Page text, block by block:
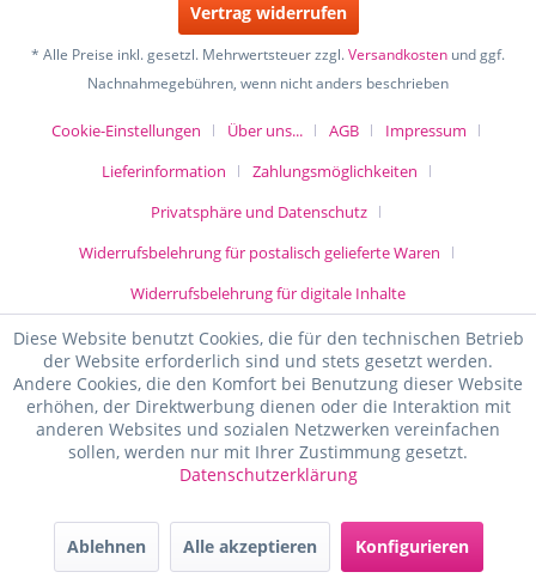
Vertrag widerrufen
* Alle Preise inkl. gesetzl. Mehrwertsteuer zzgl.Versandkosten und ggf.
Nachnahmegebühren, wenn nicht anders beschrieben
Cookie-Einstellungen Über uns... AGB
Impressum
Lieferinformation
Zahlungsmöglichkeiten
Privatsphäre und Datenschutz
Widerrufsbelehrung für postalisch gelieferte Waren
Widerrufsbelehrung für digitale Inhalte
Diese Website benutzt Cookies, die für den technischen Betrieb
der Website erforderlich sind und stets gesetzt werden.
Andere Cookies, die den Komfort bei Benutzung dieser Website
erhöhen, der Direktwerbung dienen oder die Interaktion mit
anderen Websites und sozialen Netzwerken vereinfachen
sollen, werden nur mit Ihrer Zustimmung gesetzt.
Datenschutzerklärung
Ablehnen Alle akzeptieren Konfigurieren